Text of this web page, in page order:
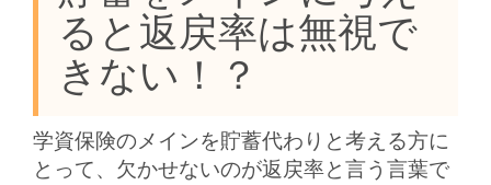
ると返戻率は無視で
きない！？
学資保険のメインを貯蓄代わりと考える方に
とって、欠かせないのが返戻率と言う言葉で